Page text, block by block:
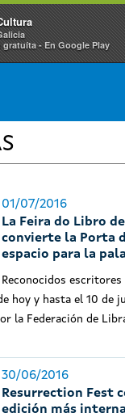
- En Google Play
01/07/2016
La Feira do Libro
convierte la Porta
espacio para la
Reconocidos
hoy y hasta el 10 de
la Federación de
30/06/2016
Resurrection Fest
edición más